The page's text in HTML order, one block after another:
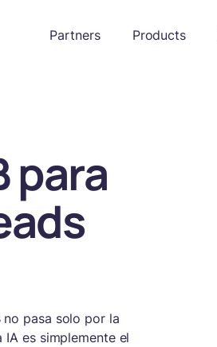
Partners Products
para
pasa solo por la
es simplemente el